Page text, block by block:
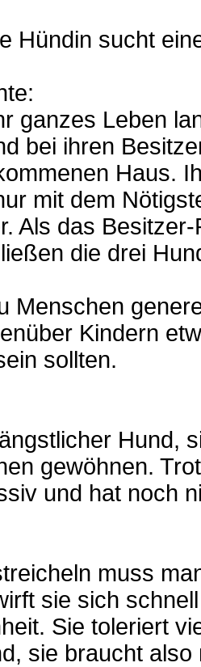
Hündin sucht
ganzes Leben
bei ihren
Haus.
mit dem
Als das
die drei
Menschen
Kindern
sollten.
Hund,
gewöhnen.
und hat noch
muss
sie sich
Sie toleriert
sie braucht